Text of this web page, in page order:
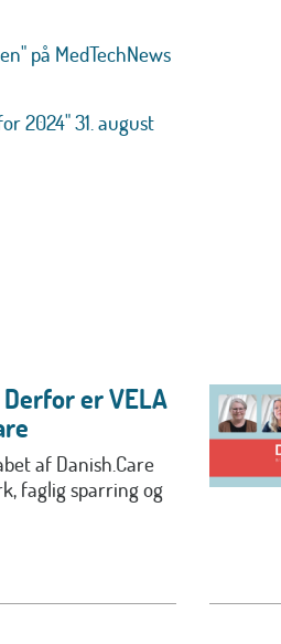
på MedTechNews
2024" 31. august
Derfor er VELA
af Danish.Care
faglig sparring og